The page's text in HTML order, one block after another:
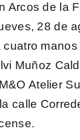
Arcos de la
28 de
Muñoz
Atelier
calle